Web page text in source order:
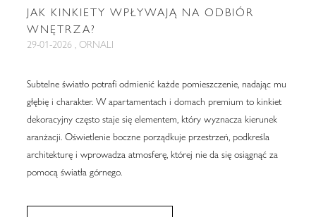
JAK KINKIETY WPŁYWAJĄ NA ODBIÓR
WNĘTRZA?
29-01-2026 , ORNALI
Subtelne światło potrafi odmienić każde pomieszczenie, nadając mu
głębię i charakter. W apartamentach i domach premium to kinkiet
dekoracyjny często staje się elementem, który wyznacza kierunek
aranżacji. Oświetlenie boczne porządkuje przestrzeń, podkreśla
architekturę i wprowadza atmosferę, której nie da się osiągnąć za
pomocą światła górnego.